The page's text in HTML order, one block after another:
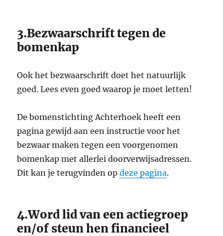
3.Bezwaarschrift tegen de
bomenkap
Ook het bezwaarschrift doet het natuurlijk
goed. Lees even goed waarop je moet letten!
De bomenstichting Achterhoek heeft een
pagina gewijd aan een instructie voor het
bezwaar maken tegen een voorgenomen
bomenkap met allerlei doorverwijsadressen.
Dit kan je terugvinden opdeze pagina.
4.Word lid van een actiegroep
en/of steun hen financieel